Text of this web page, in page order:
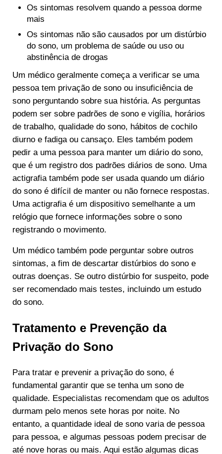
Os sintomas resolvem quando a pessoa dorme
mais
Os sintomas não são causados por um distúrbio
do sono, um problema de saúde ou uso ou
abstinência de drogas
Um médico geralmente começa a verificar se uma
pessoa tem privação de sono ou insuficiência de
sono perguntando sobre sua história. As perguntas
podem ser sobre padrões de sono e vigília, horários
de trabalho, qualidade do sono, hábitos de cochilo
diurno e fadiga ou cansaço. Eles também podem
pedir a uma pessoa para manter um diário do sono,
que é um registro dos padrões diários de sono. Uma
actigrafia também pode ser usada quando um diário
do sono é difícil de manter ou não fornece respostas.
Uma actigrafia é um dispositivo semelhante a um
relógio que fornece informações sobre o sono
registrando o movimento.
Um médico também pode perguntar sobre outros
sintomas, a fim de descartar distúrbios do sono e
outras doenças. Se outro distúrbio for suspeito, pode
ser recomendado mais testes, incluindo um estudo
do sono.
Tratamento e Prevenção da
Privação do Sono
Para tratar e prevenir a privação do sono, é
fundamental garantir que se tenha um sono de
qualidade. Especialistas recomendam que os adultos
durmam pelo menos sete horas por noite. No
entanto, a quantidade ideal de sono varia de pessoa
para pessoa, e algumas pessoas podem precisar de
até nove horas ou mais. Aqui estão algumas dicas